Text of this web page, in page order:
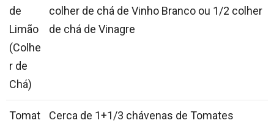
de
Limão
(Colhe
r de
Chá)
colher de chá de Vinho Branco ou 1/2 colher
de chá de Vinagre
Tomat
Cerca de 1+1/3 chávenas de Tomates